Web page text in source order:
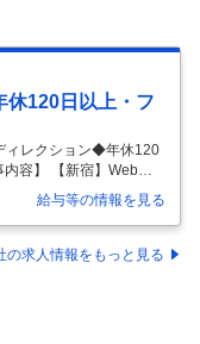
休120日以上・フ
ィレクション◆年休120
容】 【新宿】Webサ
ックス◆リーダー候補
120日以上・フレックス
し本舗」を全国で350
ディレクションを中心に
クション ・解析～改善
給与等の情報を見る
の求人情報をもっと見る